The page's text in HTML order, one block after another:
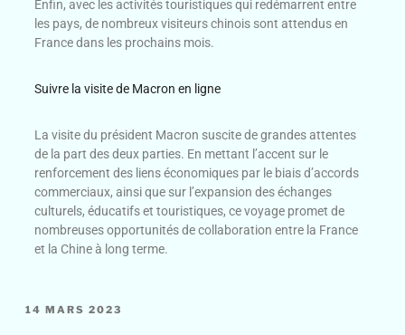
Enfin, avec les activités touristiques qui redémarrent entre
les pays, de nombreux visiteurs chinois sont attendus en
France dans les prochains mois.
Suivre la visite de Macron en ligne
La visite du président Macron suscite de grandes attentes
de la part des deux parties. En mettant l’accent sur le
renforcement des liens économiques par le biais d’accords
commerciaux, ainsi que sur l’expansion des échanges
culturels, éducatifs et touristiques, ce voyage promet de
nombreuses opportunités de collaboration entre la France
et la Chine à long terme.
14 MARS 2023